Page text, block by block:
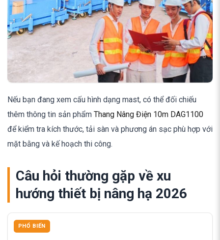
Nếu bạn đang xem cấu hình dạng mast, có thể đối chiếu
thêm thông tin sản phẩm Thang Nâng Điện 10m DAG1100
để kiểm tra kích thước, tải sàn và phương án sạc phù hợp với
mặt bằng và kế hoạch thi công.
Câu hỏi thường gặp về xu
hướng thiết bị nâng hạ 2026
PHỔ BIẾN